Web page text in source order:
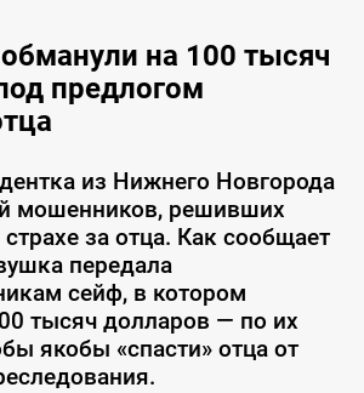
на 100 тысяч
предлогом
из Нижнего Новгорода
мошенников, решивших
за отца. Как сообщает
передала
сейф, в котором
тысяч долларов — по их
якобы «спасти» отца от